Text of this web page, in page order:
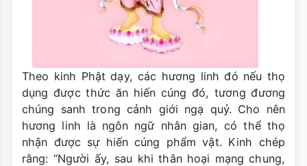
Theo kinh Phật dạy, các hương linh đó nếu thọ
dụng được thức ăn hiến cúng đó, tương đương
chúng sanh trong cảnh giới ngạ quỷ. Cho nên
hương linh là ngôn ngữ nhân gian, có thể thọ
nhận được sự hiến cúng phẩm vật. Kinh chép
rằng: “Người ấy, sau khi thân hoại mạng chung,